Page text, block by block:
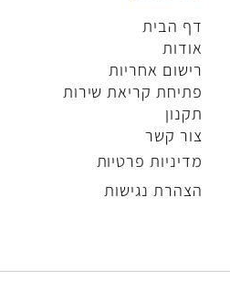
מידע נוסף
דף הבית
אודות
רישום אחריות
פתיחת קריאת שירות